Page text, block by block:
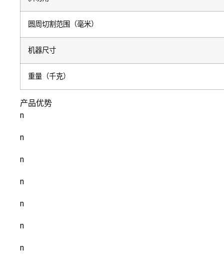
圆周切割范围（毫米）
机器尺寸
重量（千克）
产品优势
n
n
n
n
n
n
n